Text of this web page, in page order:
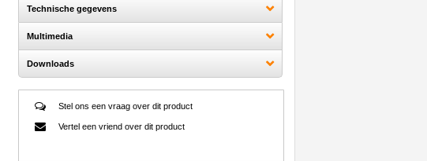
Technische gegevens
Multimedia
Downloads
Vertel een vriend over dit product
Stel ons een vraag over dit product